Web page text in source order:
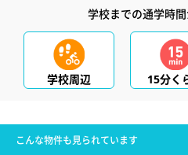
学校までの通学時
学校周辺 15分く
こんな物件も見られています